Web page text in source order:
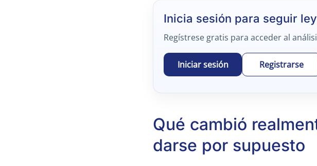
Inicia sesión para seguir
Regístrese gratis para acceder al
Iniciar sesión Registrarse
Qué cambió
darse por supuesto